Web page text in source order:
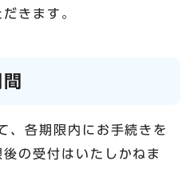
きます。
、各期限内にお手続きを
の受付はいたしかねま